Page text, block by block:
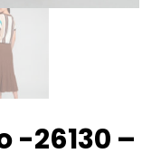
-26130 –